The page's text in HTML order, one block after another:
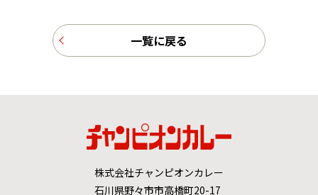
一覧に戻る
株式会社チャンピオンカレー
石川県野々市市高橋町20-17